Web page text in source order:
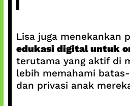
Lisa juga menekankan
edukasi digital untuk
terutama yang aktif di
lebih memahami
dan privasi anak